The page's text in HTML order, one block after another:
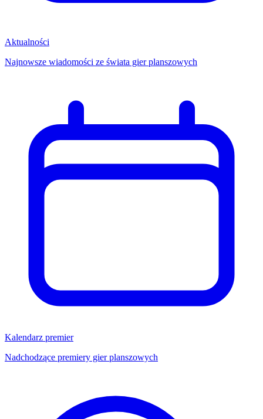
Aktualności
Najnowsze wiadomości ze świata gier planszowych
Kalendarz premier
Nadchodzące premiery gier planszowych